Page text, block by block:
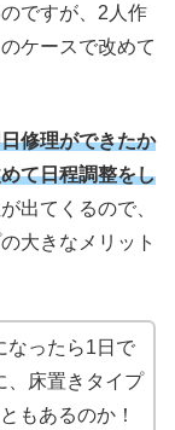
ですが、2人作
ケースで改めて
修理ができたか
て日程調整をし
出てくるので、
大きなメリット
なったら1日で
、床置きタイプ
もあるのか！